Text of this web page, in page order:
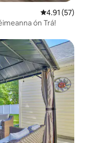
Meánrátáil
4.91 (57)
ón Trá!